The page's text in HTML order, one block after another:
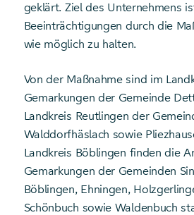
geklärt. Ziel des Unternehmens
Beeinträchtigungen durch die
wie möglich zu halten.
Von der Maßnahme sind im
Gemarkungen der Gemeinde
Landkreis Reutlingen der
Walddorfhäslach sowie
Landkreis Böblingen finden die
Gemarkungen der Gemeinden
Böblingen, Ehningen,
Schönbuch sowie Waldenbuch